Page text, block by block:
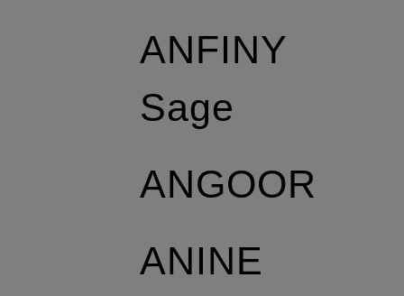
ANFINY
Sage
ANGOOR
ANINE